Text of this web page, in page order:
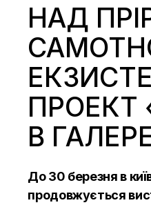
НАД
ПРОЕКТ
В
До 30 березня в
продовжується